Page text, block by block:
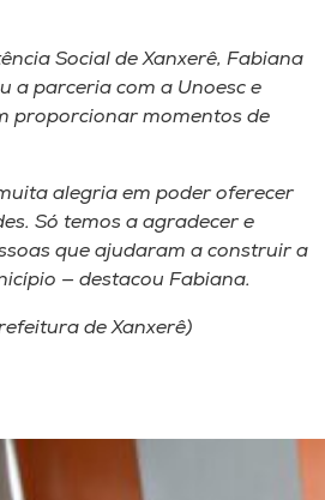
Social de Xanxerê, Fabiana
a parceria com a Unoesc e
proporcionar momentos de
alegria em poder oferecer
Só temos a agradecer e
que ajudaram a construir a
— destacou Fabiana.
de Xanxerê)